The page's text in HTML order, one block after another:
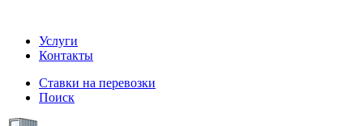
Услуги
Контакты
Ставки на перевозки
Поиск